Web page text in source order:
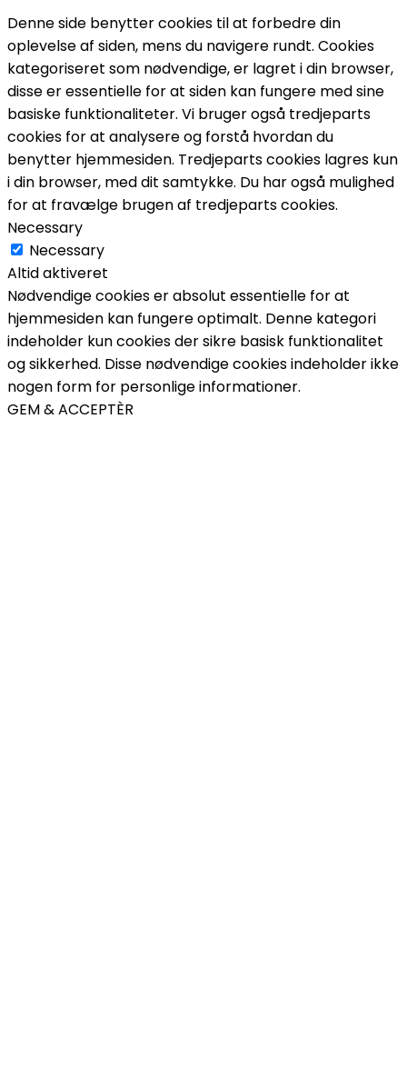
Denne side benytter cookies til at forbedre din
oplevelse af siden, mens du navigere rundt. Cookies
kategoriseret som nødvendige, er lagret i din browser,
disse er essentielle for at siden kan fungere med sine
basiske funktionaliteter. Vi bruger også tredjeparts
cookies for at analysere og forstå hvordan du
benytter hjemmesiden. Tredjeparts cookies lagres kun
i din browser, med dit samtykke. Du har også mulighed
for at fravælge brugen af tredjeparts cookies.
Necessary
Necessary
Altid aktiveret
Nødvendige cookies er absolut essentielle for at
hjemmesiden kan fungere optimalt. Denne kategori
indeholder kun cookies der sikre basisk funktionalitet
og sikkerhed. Disse nødvendige cookies indeholder ikke
nogen form for personlige informationer.
GEM & ACCEPTÈR